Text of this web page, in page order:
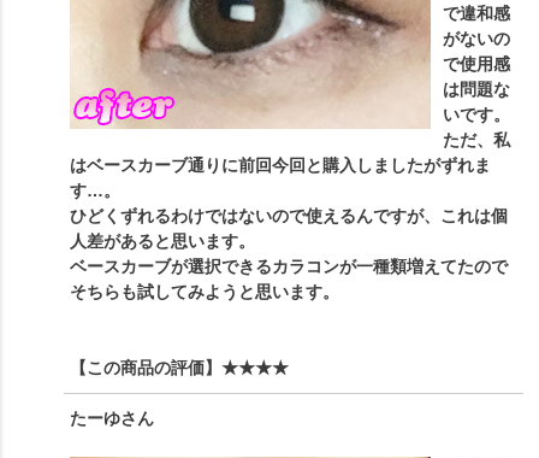
で違和感
がないの
で使用感
は問題な
いです。
ただ、私
はベースカーブ通りに前回今回と購入しましたがずれま
す…。
ひどくずれるわけではないので使えるんですが、これは個
人差があると思います。
ベースカーブが選択できるカラコンが一種類増えてたので
そちらも試してみようと思います。
【この商品の評価】 ★★★★
たーゆさん